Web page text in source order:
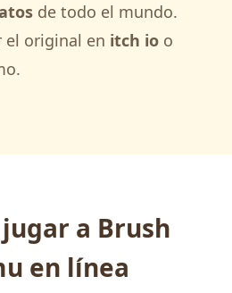
de todo el mundo.
el original en itch io o
a Brush
en línea